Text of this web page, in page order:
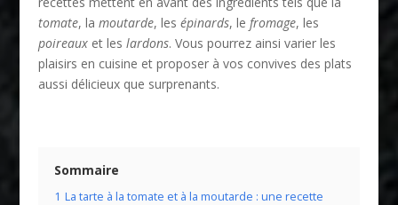
tomate, la moutarde, les épinards, le fromage, les
poireauxet les lardons. Vous pourrez ainsi varier les
plaisirs en cuisine et proposer à vos convives des plats
aussi délicieux que surprenants.
Sommaire
1 La tarte à la tomate et à la moutarde : une recette